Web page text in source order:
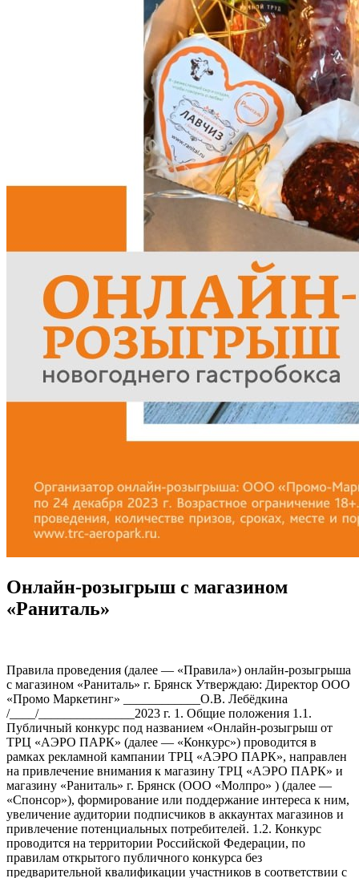
Онлайн-розыгрыш с магазином
«Раниталь»
Правила проведения (далее — «Правила») онлайн-розыгрыша с магазином «Раниталь» г. Брянск Утверждаю: Директор ООО «Промо Маркетинг» ____________О.В. Лебёдкина /____/_______________2023 г. 1. Общие положения 1.1. Публичный конкурс под названием «Онлайн-розыгрыш от ТРЦ «АЭРО ПАРК» (далее — «Конкурс») проводится в рамках рекламной кампании ТРЦ «АЭРО ПАРК», направлен на привлечение внимания к магазину ТРЦ «АЭРО ПАРК» и магазину «Раниталь» г. Брянск (ООО «Молпро» ) (далее — «Спонсор»), формирование или поддержание интереса к ним, увеличение аудитории подписчиков в аккаунтах магазинов и привлечение потенциальных потребителей. 1.2. Конкурс проводится на территории Российской Федерации, по правилам открытого публичного конкурса без предварительной квалификации участников в соответствии с положениями Главы 57 Гражданского кодекса РФ. 1.3. Конкурс не является лотереей, пари, тотализатором, азартной игрой или иной игрой, основанной на риске, требования Федерального закона РФ № 138-ФЗ от 11.11.2003 г. «О лотереях» на него не распространяются. 1.4. Настоящий Конкурс проводится Организатором Конкурса по правилам, установленным для стимулирующего мероприятия рекламного характера, предложение об участии в настоящем Конкурсе обращено к неограниченному кругу лиц, соответствующих требованиям настоящих Правил. 1.5. Объявление о Конкурсе размещается в сети интернет в официальном аккаунте ТРЦ «АЭРО ПАРК» в социальной сети «ВКонтакте» (https://www.vk.com/aeropark). 1.6. Настоящие Правила публикуются Организатором на официальном сайте ТРЦ «АЭРО ПАРК»: https://www.trc-aeropark.ru. 1.7. Организатор вручает Приз, установленный в разделе 6 настоящих Правил (ранее и далее — «Приз»), лицу, признанному победителем в соответствии с настоящими Правилами. 1.8. Организатор при проведении настоящего Конкурса ставит перед собой следующие общественно-полезные цели: поддержка творческого самовыражения и развитие интеллектуальных навыков у участников Конкурса. 2. Сведения об Организаторе Конкурса 2.1. Организатором Конкурса является юридическое лицо, созданное в соответствии с законодательством Российской Федерации (ранее и далее — «Организатор»): 2.1.1. Наименование: Общество с ограниченной ответственностью «Промо-Маркетинг» (сокращенное наименование — ООО «Промо-Маркетинг»). 2.1.2. Адрес места нахождения: РФ, 241023, г. Брянск, ул. Объездная, 30. 2.1.3. Почтовый адрес: РФ, 241023, г. Брянск, ул. Объездная, 30. 2.1.4. ОГРН: 1053266098918. 2.1.5. ИНН: 3255048808. 3. Сроки проведения Конкурса 3.1. Конкурс проводится в период со «18» декабря 2023 года по «24» декабря 2023 года. Указанный срок включает в себя: 3.1.1. Выполнение конкурсного задания: с момента опубликования в Группе «Вконтакте» с «18» декабря 2023 года по «24» декабря 2023 года до 12:00 по московскому времени; 3.1.2. Подведение итогов и определение Победителя осуществляется «24» декабря 2023 года; 3.1.3. Публикация Победителя Конкурса осуществляется в социальной сети «Вконтакте» (https://www.vk.com/aeropark); 3.1.4. Вручение Приза Победителю осуществляется в срок до «29» декабря 2023 года. 3.2. Все действия, предусмотренные настоящими Правилами, считаются совершенными и фиксируются Организатором по московскому времени. Любое время, указанное в настоящих Правилах, необходимо рассматривать как московское. 4. Участники Конкурса, их права и обязанности 4.1. Лица, соответствующие настоящим Правилам и выполнившие требования, установленные настоящими Правилами, далее по тексту настоящих Правил именуются Участниками Конкурса. 4.2. Участниками Конкурса могут являться дееспособные лица, достигшие возраста 18 лет, являющиеся гражданами Российской Федерации, зарегистрированные, постоянно проживающие на территории Российской Федерации и имеющее регистрацию в качестве пользователя в социальной сети «Вконтакте», при этом личная страница Участника Конкурса в указанной социальной сети должна быть доступна для публичного просмотра на протяжении всего срока проведения настоящего Конкурса, указанного в п. 3.1 настоящих Правил. 4.3. Граждане иностранных государств, а также лица без гражданства не приобретают статуса Участника, независимо от совершения действий, необходимых для участия в Конкурсе. 4.4. Участниками Конкурса не могут быть сотрудники и представители Организатора, аффилированные с Организатором лица, члены их семей, а также работники других юридических лиц и/или индивидуальных предпринимателей, причастных к проведению Конкурса и члены их семей. 4.5. Принимая участие в Конкурсе, а именно, совершая последовательность конклюдентных действий, указанных в п. 5.1 настоящих Правил, имеющих целью участия в Конкурсе, Участник: ● подтверждает достижение им восемнадцатилетнего возраста; ● подтверждает, что является гражданином Российской Федерации, зарегистрирован и постоянно проживает на территории Российской Федерации; ● соглашается с настоящими Правилами; ● соглашается с обработкой персональных данных, предоставленных при участии в настоящем Конкурсе, Организатору в целях проведения Конкурса; ● гарантирует, что совершение им действий в целях участия в Конкурсе не нарушает прав, свобод и законных интересов третьих лиц; ● несет ответственность за все негативные последствия нарушения данных в соответствии с настоящими Правилами гарантий, согласий и подтверждений. 4.6. Участники имеют права и несут обязанности, установленные действующим законодательством Российской Федерации, а также настоящими Правилами. 5. Порядок участия в Конкурсе 5.1. Для того чтобы стать Участником Конкурса и претендовать на получение Призов, лицу, соответствующему требованиям, предусмотренным разделом 4 настоящих Правил, необходимо в период, предусмотренный п. 3.1.1 настоящих Правил, выполнить следующую последовательность действий: 5.1.1. Ознакомиться с правилами проведения Конкурса в Группе. 5.1.2. Авторизоваться на сайте социальной сети «ВКонтакте», используя свою учетную запись. 5.1.3. Выполнить конкурсное Задание с учётом ограничений, установленных в п. 5.5 настоящих Правил, а именно: — подписаться на аккаунты ТРЦ «АЭРО ПАРК» и магазина «Самоваръ» г. Брянск в социальной сети «ВКонтакте»; — оставить комментарий под постом о розыгрыше с отметкой другого пользователя социальной сети «ВКонтакте» и поставить лайк указанному посту. 5.2. Лицо, выполняя действия, указанные в п. 5.1 настоящих Правил, подтверждает свое согласие на участие в настоящем Конкурсе, факт ознакомления и согласия с настоящими Правилами Конкурса, а также согласие на предоставление и обработку персональных данных Организатором и уполномоченными им лицами и их дальнейшее использование в рамках Конкурса. 5.3. Организатор Конкурса (либо иное лицо по поручению Организатора) проводит обязательную проверку публикуемых Участниками материалов на соответствие требованиям, установленным в настоящих Правилах (модерацию). Проверка (модерация) производится Организатором в течение 1 (Одного) дня с момента выполнения Участником действий, указанных в п. 5.1 настоящих Правил. Материалы, прошедшие модерацию и допущенные до участия в настоящем Конкурсе, именуется — конкурсным заданием (ранее и далее — «Конкурсное задание»). 5.4. Совершение лицом, соответствующим требованиям, указанным в разделе 4 настоящих Правил, действий, указанных в п. 5.1 настоящих Правил, признается выполнением Конкурсного задания для участия в Конкурсе, а также акцептом публичной оферты на заключение договора на участие в Конкурсе путем совершения конклюдентных действий. По итогам совершения таких действий договор между Участником и Организатором считается заключенным с момента одобрения выполнения Конкурсного задания модератором в порядке, предусмотренном п. 5.3 настоящих Правил, а такое лицо признается Участником Конкурса и становится претендентом на получение Приза, предусмотренной в п. 6.1 настоящих Правил. 5.5. Выполненное конкурсное задание должно удовлетворять следующим требованиям: — не содержать нецензурную лексику, в т. ч. бранные слова, непристойные и оскорбительные сравнения и выражения, в том числе, в отношении пола, расы, национальности, профессии, социальной категории, возраста, языка, человека и гражданина, официальных государственных символов (флагов, гербов, гимнов), религиозных символов, объектов культурного наследия (памятников истории и культуры) народов Российской Федерации, а также объектов культурного наследия, включенных в Список всемирного наследия; — не должно служить пропагандой употребления (распространения) алкогольных напитков и/или табачных изделий, и/или наркотических веществ; — не должно порочить честь и достоинство граждан, деловую репутацию граждан и (или) юридических лиц; — не должно побуждать к совершению противоправных действий, жестокости или насилию; — не должно содержать информацию, нарушающую авторские и/или смежные права третьих лиц; — не должно противоречить нормам законодательства РФ. 5.6. Организатор при определении Победителя и обладателя Приза не учитывает выполненные Конкурсные задания Участников, в отношении которых Организатором принято решение об их отстранении от участия в Конкурсе. 5.7. Организатор Конкурса имеет право по своему усмотрению в любой момент исключить из числа Участников или Победителей лиц, которые: 5.7.1. Нарушили сроки, предусмотренные настоящими Правилами; 5.7.2. Нарушили Правила проведения Конкурса; 5.7.3. Не соответствуют требованиям, предусмотренным разделом 4 настоящих Правил; 5.7.4. Оскорбляют других Участников и мешают запланированному проведению Конкурса. 6. Размер, форма и количество Призов 6.1. Призовой фонд Конкурса включает в себя: 6.1.1. 1 место – подарочный гастробокс (сыры «Лавчиз», «Бюш де шевр», «Белпер Кнолле»; «Пармезан», «Морбьер», «Кабра эль вино», «Коробелла», «Раклет с Трюфелем» (на выбор два сыра); колбаса салями сырокопченая, сыровяленая колбаса с трюфелем; дальневосточные реликтовый мед). 6.2. Ответственность Организатора по выдаче Приза Победителю Конкурса ограничена стоимостью и количеством Приза, указанного в настоящих Правилах. 7. Порядок определения Победителя и обладателя Приза 7.1. Победителем Конкурса, имеющим